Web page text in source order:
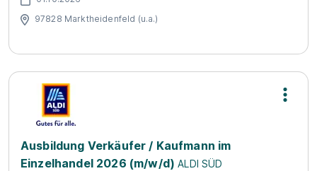
97828 Marktheidenfeld (u.a.)
Ausbildung Verkäufer / Kaufmann im
Einzelhandel 2026 (m/w/d) ALDI SÜD